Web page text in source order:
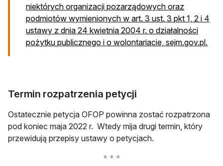
niektórych organizacji pozarządowych oraz
podmiotów wymienionych w art. 3 ust. 3 pkt 1, 2 i 4
ustawy z dnia 24 kwietnia 2004 r. o działalności
pożytku publicznego i o wolontariacie, sejm.gov.pl.
Termin rozpatrzenia petycji
Ostatecznie petycja OFOP powinna zostać rozpatrzona
pod koniec maja 2022 r. Wtedy mija drugi termin, który
przewidują przepisy ustawy o petycjach.